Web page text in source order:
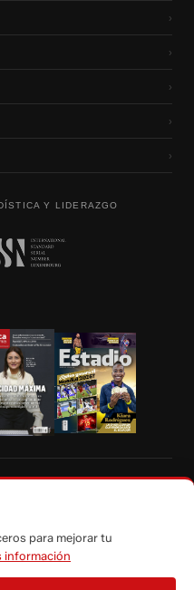
›
›
›
›
›
Y LIDERAZGO
contenidos de Vistazo.com.
para mejorar tu
información